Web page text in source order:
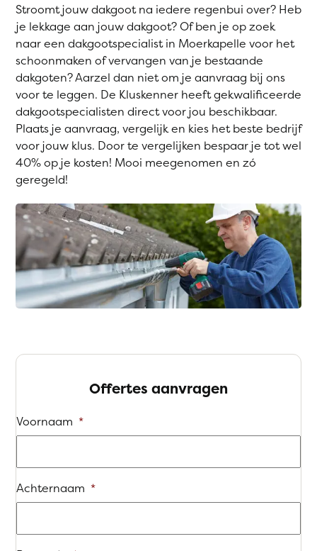
Stroomt jouw dakgoot na iedere regenbui over? Heb
je lekkage aan jouw dakgoot? Of ben je op zoek
naar een dakgootspecialist in Moerkapelle voor het
schoonmaken of vervangen van je bestaande
dakgoten? Aarzel dan niet om je aanvraag bij ons
voor te leggen. De Kluskenner heeft gekwalificeerde
dakgootspecialisten direct voor jou beschikbaar.
Plaats je aanvraag, vergelijk en kies het beste bedrijf
voor jouw klus. Door te vergelijken bespaar je tot wel
40% op je kosten! Mooi meegenomen en zó
geregeld!
Offertes aanvragen
Voornaam *
Achternaam *